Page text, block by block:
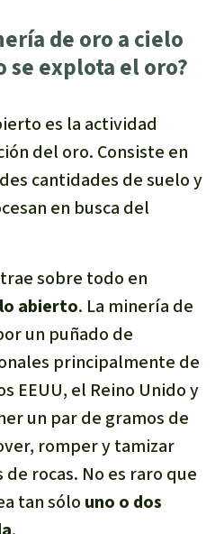
de oro a cielo
se explota el oro?
es la actividad
del oro. Consiste en
cantidades de suelo y
en busca del
sobre todo en
abierto. La minería de
un puñado de
principalmente de
EEUU, el Reino Unido y
un par de gramos de
romper y tamizar
rocas. No es raro que
tan sólo uno o dos